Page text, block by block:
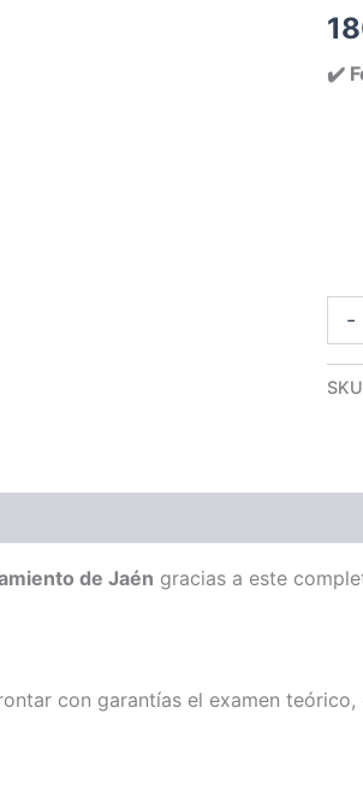
✔️
-
Jaén
de Jaén gracias a este
con garantías el examen